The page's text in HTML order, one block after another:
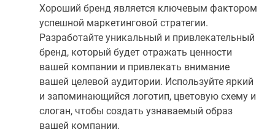
Хороший бренд является ключевым фактором
успешной маркетинговой стратегии.
Разработайте уникальный и привлекательный
бренд, который будет отражать ценности
вашей компании и привлекать внимание
вашей целевой аудитории. Используйте яркий
и запоминающийся логотип, цветовую схему и
слоган, чтобы создать узнаваемый образ
вашей компании.